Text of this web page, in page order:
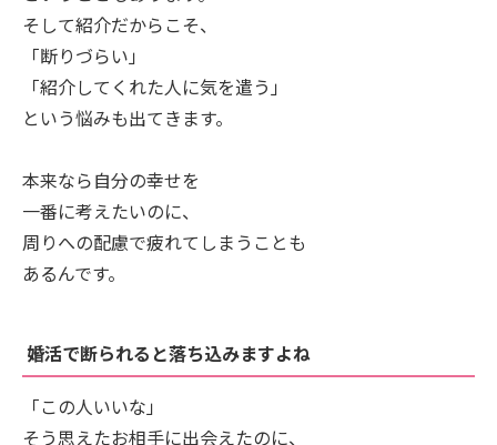
そして紹介だからこそ、
「断りづらい」
「紹介してくれた人に気を遣う」
という悩みも出てきます。
本来なら自分の幸せを
一番に考えたいのに、
周りへの配慮で疲れてしまうことも
あるんです。
婚活で断られると落ち込みますよね
「この人いいな」
そう思えたお相手に出会えたのに、